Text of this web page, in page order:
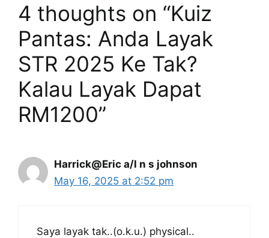
4 thoughts on “Kuiz
Pantas: Anda Layak
STR 2025 Ke Tak?
Kalau Layak Dapat
RM1200”
Harrick@Eric a/l n s johnson
May 16, 2025 at 2:52 pm
Saya layak tak..(o.k.u.) physical..